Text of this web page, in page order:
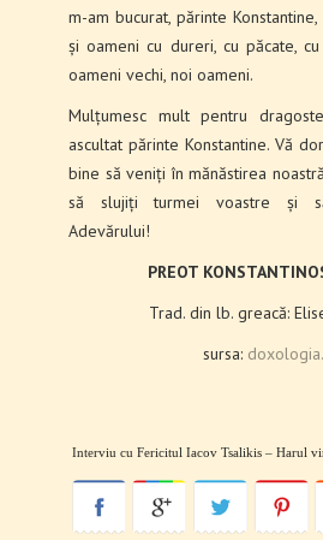
m-am bucurat, părinte
și oameni cu dureri, cu păcate,
oameni vechi, noi oameni.
Mulțumesc mult pentru
ascultat părinte Konstantine. Vă
bine să veniți în mănăstirea
să slujiți turmei voastre și
Adevărului!
PREOT
Trad. din lb. greacă:
sursa:
Interviu cu Fericitul Iacov Tsalikis ‒ Harul